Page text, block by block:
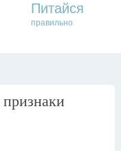
Питайся
правильно